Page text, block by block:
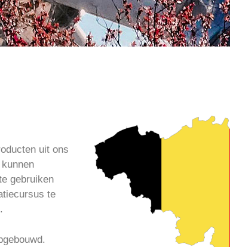
uit ons
gebruiken
te